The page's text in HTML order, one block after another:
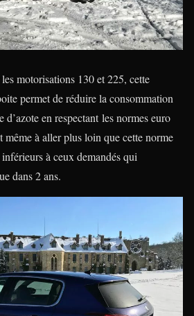
motorisations 130 et 225, cette
permet de réduire la consommation
d’azote en respectant les normes euro
même à aller plus loin que cette norme
à ceux demandés qui
dans 2 ans.